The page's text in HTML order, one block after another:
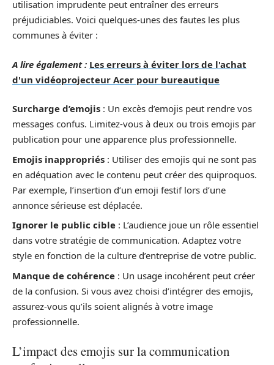
utilisation imprudente peut entraîner des erreurs
préjudiciables. Voici quelques-unes des fautes les plus
communes à éviter :
A lire également : Les erreurs à éviter lors de l'achat
d'un vidéoprojecteur Acer pour bureautique
Surcharge d’emojis : Un excès d’emojis peut rendre vos
messages confus. Limitez-vous à deux ou trois emojis par
publication pour une apparence plus professionnelle.
Emojis inappropriés : Utiliser des emojis qui ne sont pas
en adéquation avec le contenu peut créer des quiproquos.
Par exemple, l’insertion d’un emoji festif lors d’une
annonce sérieuse est déplacée.
Ignorer le public cible : L’audience joue un rôle essentiel
dans votre stratégie de communication. Adaptez votre
style en fonction de la culture d’entreprise de votre public.
Manque de cohérence : Un usage incohérent peut créer
de la confusion. Si vous avez choisi d’intégrer des emojis,
assurez-vous qu’ils soient alignés à votre image
professionnelle.
L’impact des emojis sur la communication